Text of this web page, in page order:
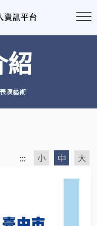
紹
表演藝術
::: 小 中 大